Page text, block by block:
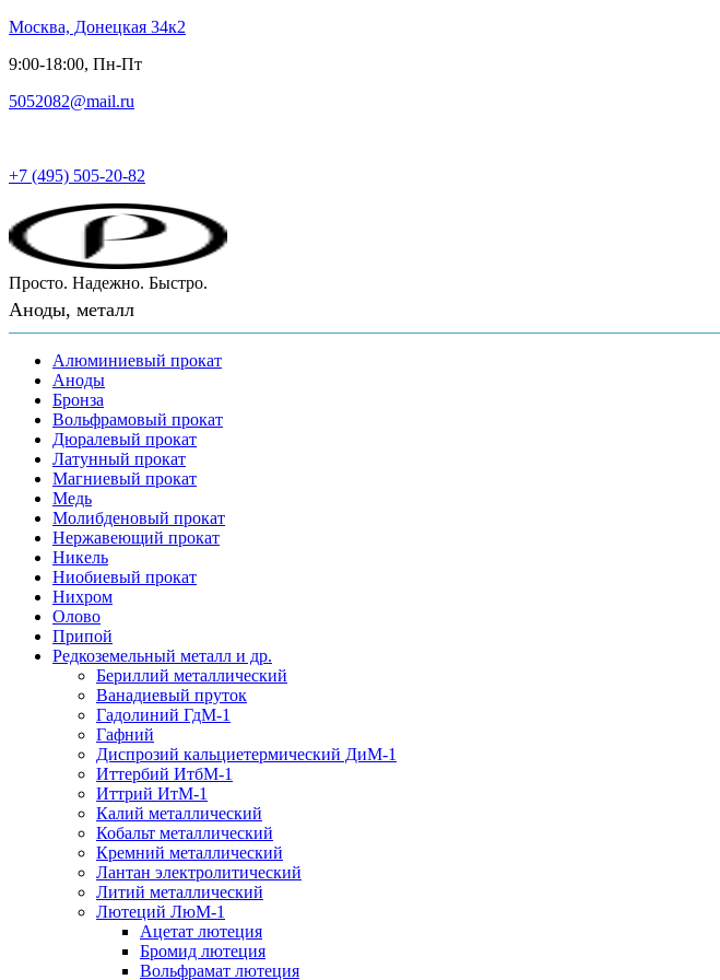
Москва, Донецкая 34к2
9:00-18:00, Пн-Пт
5052082@mail.ru
+7 (495) 505-20-82
Просто. Надежно. Быстро.
Аноды, металл
Алюминиевый прокат
Аноды
Бронза
Вольфрамовый прокат
Дюралевый прокат
Латунный прокат
Магниевый прокат
Медь
Молибденовый прокат
Нержавеющий прокат
Никель
Ниобиевый прокат
Нихром
Олово
Припой
Редкоземельный металл и др.
Бериллий металлический
Ванадиевый пруток
Гадолиний ГдМ-1
Гафний
Диспрозий кальциетермический ДиМ-1
Иттербий ИтбМ-1
Иттрий ИтМ-1
Калий металлический
Кобальт металлический
Кремний металлический
Лантан электролитический
Литий металлический
Лютеций ЛюМ-1
Ацетат лютеция
Бромид лютеция
Вольфрамат лютеция